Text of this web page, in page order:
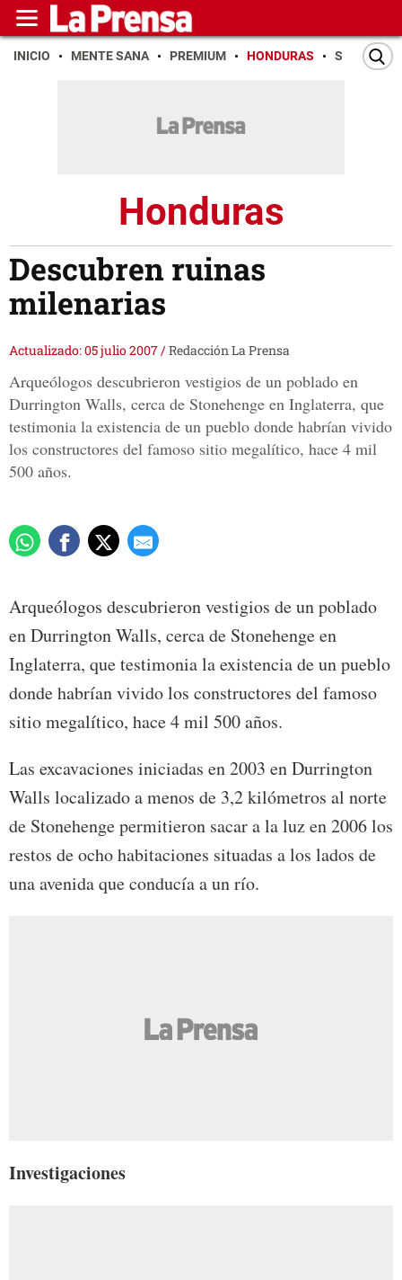
INICIO MENTE SANA PREMIUM HONDURAS SAN PEDRO
Honduras
Descubren ruinas
milenarias
Actualizado: 05 julio 2007/Redacción La Prensa
Arqueólogos descubrieron vestigios de un poblado en
Durrington Walls, cerca de Stonehenge en Inglaterra, que
testimonia la existencia de un pueblo donde habrían vivido
los constructores del famoso sitio megalítico, hace 4 mil
500 años.
Arqueólogos descubrieron vestigios de un poblado
en Durrington Walls, cerca de Stonehenge en
Inglaterra, que testimonia la existencia de un pueblo
donde habrían vivido los constructores del famoso
sitio megalítico, hace 4 mil 500 años.
Las excavaciones iniciadas en 2003 en Durrington
Walls localizado a menos de 3,2 kilómetros al norte
de Stonehenge permitieron sacar a la luz en 2006 los
restos de ocho habitaciones situadas a los lados de
una avenida que conducía a un río.
Investigaciones